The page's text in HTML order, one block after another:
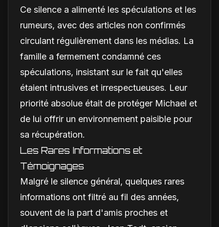
Ce silence a alimenté les spéculations et les
rumeurs, avec des articles non confirmés
circulant régulièrement dans les médias. La
famille a fermement condamné ces
spéculations, insistant sur le fait qu'elles
étaient intrusives et irrespectueuses. Leur
priorité absolue était de protéger Michael et
de lui offrir un environnement paisible pour
sa récupération.
Les Rares Informations et
Témoignages
Malgré le silence général, quelques rares
informations ont filtré au fil des années,
souvent de la part d'amis proches et